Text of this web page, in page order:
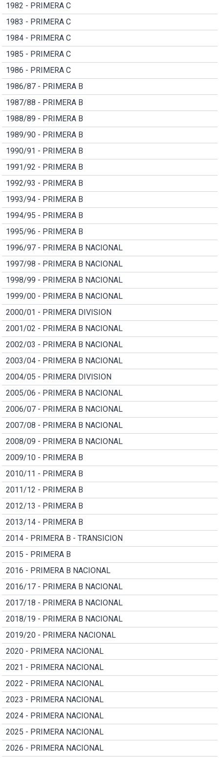
1982 - PRIMERA C
1983 - PRIMERA C
1984 - PRIMERA C
1985 - PRIMERA C
1986 - PRIMERA C
1986/87 - PRIMERA B
1987/88 - PRIMERA B
1988/89 - PRIMERA B
1989/90 - PRIMERA B
1990/91 - PRIMERA B
1991/92 - PRIMERA B
1992/93 - PRIMERA B
1993/94 - PRIMERA B
1994/95 - PRIMERA B
1995/96 - PRIMERA B
1996/97 - PRIMERA B NACIONAL
1997/98 - PRIMERA B NACIONAL
1998/99 - PRIMERA B NACIONAL
1999/00 - PRIMERA B NACIONAL
2000/01 - PRIMERA DIVISION
2001/02 - PRIMERA B NACIONAL
2002/03 - PRIMERA B NACIONAL
2003/04 - PRIMERA B NACIONAL
2004/05 - PRIMERA DIVISION
2005/06 - PRIMERA B NACIONAL
2006/07 - PRIMERA B NACIONAL
2007/08 - PRIMERA B NACIONAL
2008/09 - PRIMERA B NACIONAL
2009/10 - PRIMERA B
2010/11 - PRIMERA B
2011/12 - PRIMERA B
2012/13 - PRIMERA B
2013/14 - PRIMERA B
2014 - PRIMERA B - TRANSICION
2015 - PRIMERA B
2016 - PRIMERA B NACIONAL
2016/17 - PRIMERA B NACIONAL
2017/18 - PRIMERA B NACIONAL
2018/19 - PRIMERA B NACIONAL
2019/20 - PRIMERA NACIONAL
2020 - PRIMERA NACIONAL
2021 - PRIMERA NACIONAL
2022 - PRIMERA NACIONAL
2023 - PRIMERA NACIONAL
2024 - PRIMERA NACIONAL
2025 - PRIMERA NACIONAL
2026 - PRIMERA NACIONAL